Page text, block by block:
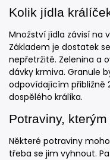
Kolik jídla
Množství jídla závisí na
Základem je dostatek
nepřetržitě. Zelenina a
dávky krmiva. Granule
odpovídajícím přibližně
dospělého králíka.
Potraviny,
Některé potraviny
třeba se jim vyhnout.